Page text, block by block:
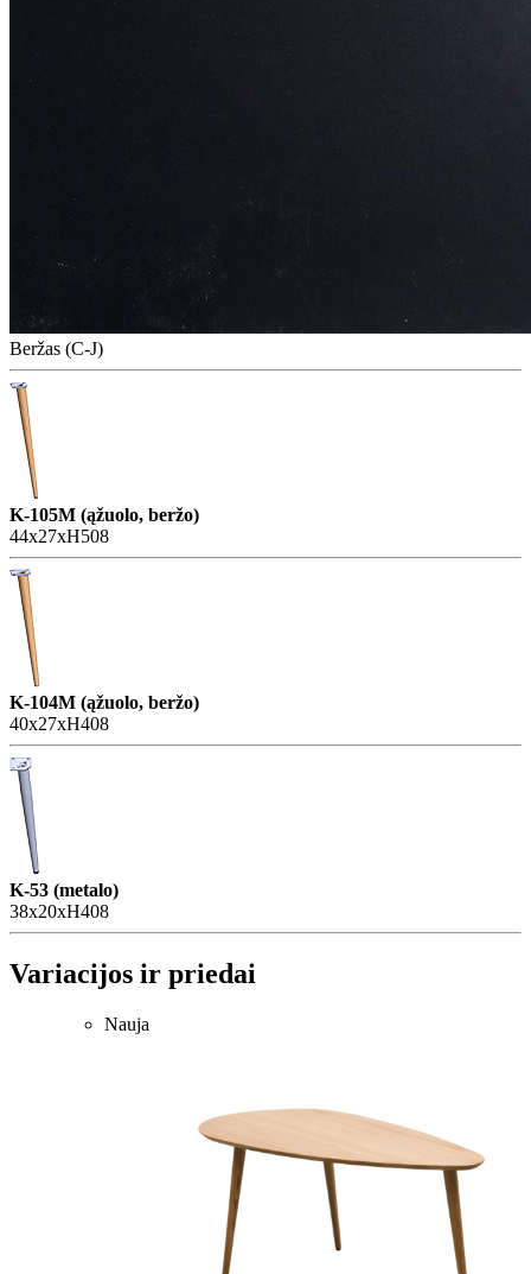
Beržas (C-J)
K-105M (ąžuolo, beržo)
44x27xH508
K-104M (ąžuolo, beržo)
40x27xH408
K-53 (metalo)
38x20xH408
Variacijos ir priedai
Nauja